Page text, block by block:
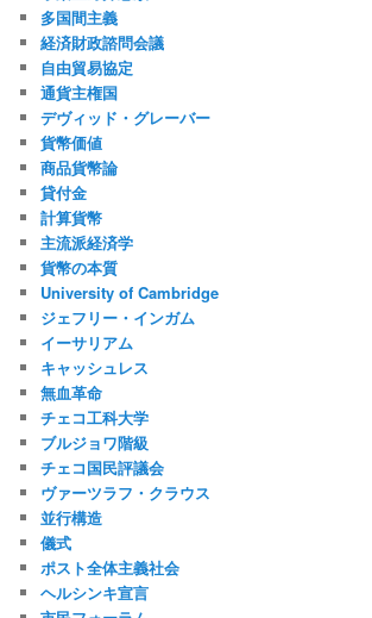
多国間主義
経済財政諮問会議
自由貿易協定
通貨主権国
デヴィッド・グレーバー
貨幣価値
商品貨幣論
貸付金
計算貨幣
主流派経済学
貨幣の本質
University of Cambridge
ジェフリー・インガム
イーサリアム
キャッシュレス
無血革命
チェコ工科大学
ブルジョワ階級
チェコ国民評議会
ヴァーツラフ・クラウス
並行構造
儀式
ポスト全体主義社会
ヘルシンキ宣言